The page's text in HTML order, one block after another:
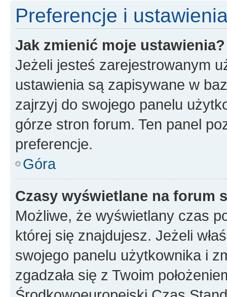
Preferencje i
Jak zmienić moje ustawienia?
Jeżeli jesteś zarejestrowanym
ustawienia są zapisywane w
zajrzyj do swojego panelu
górze stron forum. Ten panel
preferencje.
Góra
Czasy wyświetlane na forum
Możliwe, że wyświetlany czas
której się znajdujesz. Jeżeli
swojego panelu użytkownika i
zgadzała się z Twoim